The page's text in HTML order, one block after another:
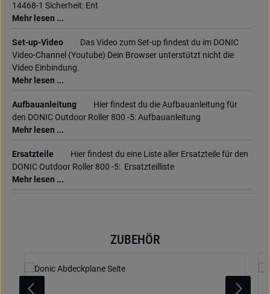
14468-1 Sicherheit: Ent
Mehr lesen ...
Set-up-Video
Das Video zum Set-up findest du im DONIC
Video-Channel (Youtube) Dein Browser unterstützt nicht die
Video Einbindung.
Mehr lesen ...
Aufbauanleitung
Hier findest du die Aufbauanleitung für
den DONIC Outdoor Roller 800 -5: Aufbauanleitung
Mehr lesen ...
Ersatzteile
Hier findest du eine Liste aller Ersatzteile für den
DONIC Outdoor Roller 800 -5: Ersatzteilliste
Mehr lesen ...
Produktgalerie überspringenZUBEHÖR